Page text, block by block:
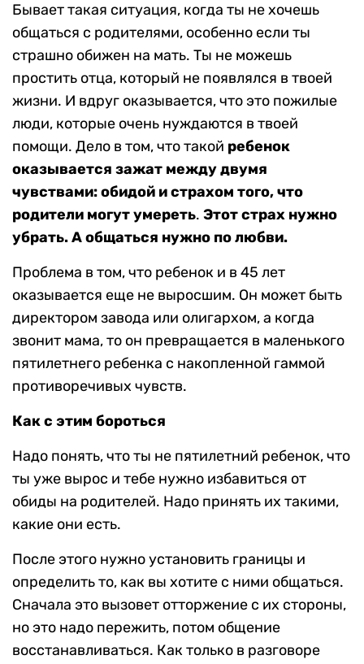
Бывает такая ситуация, когда ты не хочешь
общаться с родителями, особенно если ты
страшно обижен на мать. Ты не можешь
простить отца, который не появлялся в твоей
жизни. И вдруг оказывается, что это пожилые
люди, которые очень нуждаются в твоей
помощи. Дело в том, что такой ребенок
оказывается зажат между двумя
чувствами: обидой и страхом того, что
родители могут умереть. Этот страх нужно
убрать. А общаться нужно по любви.
Проблема в том, что ребенок и в 45 лет
оказывается еще не выросшим. Он может быть
директором завода или олигархом, а когда
звонит мама, то он превращается в маленького
пятилетнего ребенка с накопленной гаммой
противоречивых чувств.
Как с этим бороться
Надо понять, что ты не пятилетний ребенок, что
ты уже вырос и тебе нужно избавиться от
обиды на родителей. Надо принять их такими,
какие они есть.
После этого нужно установить границы и
определить то, как вы хотите с ними общаться.
Сначала это вызовет отторжение с их стороны,
но это надо пережить, потом общение
восстанавливаться. Как только в разговоре